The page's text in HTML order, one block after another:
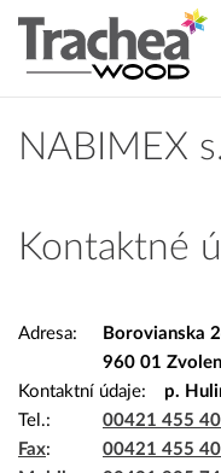
NABIMEX
Kontaktné
Adresa
Borovianska
960 01 Zvolen
Kontaktní údaje
p.
Tel.
00421 455
Fax
00421 455